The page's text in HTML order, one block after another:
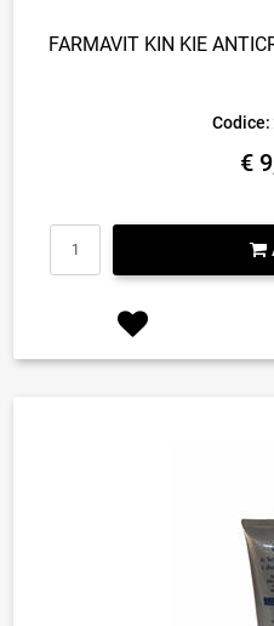
FARMAVIT KIN KIE
Codice:
€